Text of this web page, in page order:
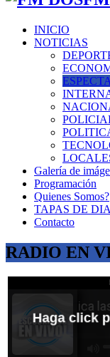
INICIO
NOTICIAS
Galería de
Programación
Quienes Somos?
TAPAS DE
Contacto
RADIO EN